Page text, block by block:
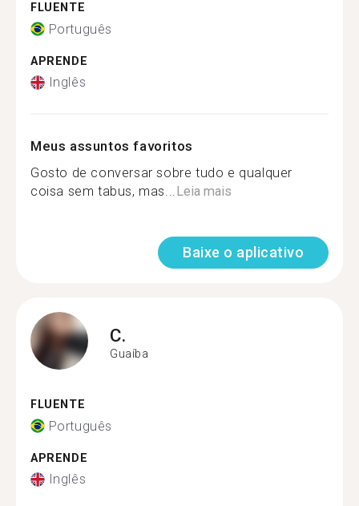
FLUENTE
Português
APRENDE
Inglês
Meus assuntos favoritos
Gosto de conversar sobre tudo e qualquer
coisa sem tabus, mas...Leia mais
Baixe o aplicativo
C.
Guaíba
FLUENTE
Português
APRENDE
Inglês